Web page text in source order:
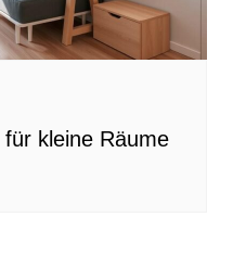
kleine Räume